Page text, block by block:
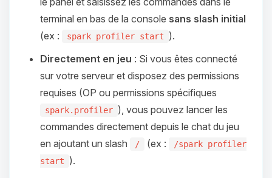
terminal en bas de la console sans slash initial
(ex :
spark profiler start
).
Directement en jeu : Si vous êtes connecté
sur votre serveur et disposez des permissions
requises (OP ou permissions spécifiques
spark.profiler ), vous pouvez lancer les
commandes directement depuis le chat du jeu
en ajoutant un slash
/ (ex :
/spark profiler
start
).